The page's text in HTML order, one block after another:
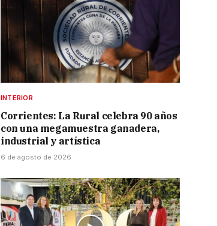
INTERIOR
Corrientes: La Rural celebra 90 años
con una megamuestra ganadera,
industrial y artística
6 de agosto de 2026